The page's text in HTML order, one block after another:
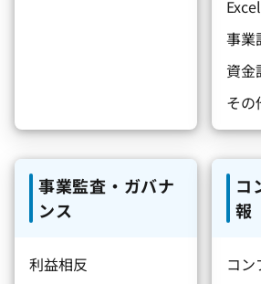
事業
資金
その
事業監査・ガバナ
ンス
利益相反
コ
報
コン